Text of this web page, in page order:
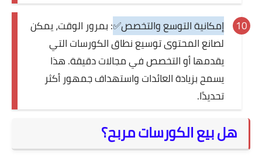
إمكانية التوسع والتخصص✅: بمرور الوقت، يمكن
لصانع المحتوى توسيع نطاق الكورسات التي
يقدمها أو التخصص في مجالات دقيقة. هذا
يسمح بزيادة العائدات واستهداف جمهور أكثر
تحديدًا.
هل بيع الكورسات مربح؟